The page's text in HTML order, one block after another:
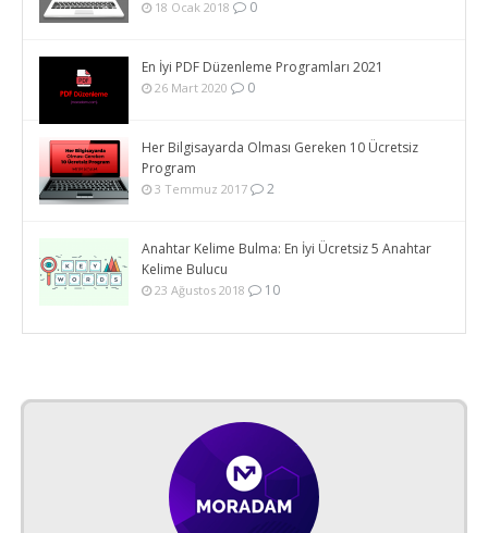
18 Ocak 2018 0
En İyi PDF Düzenleme Programları 2021
26 Mart 2020 0
Her Bilgisayarda Olması Gereken 10 Ücretsiz
Program
3 Temmuz 2017 2
Anahtar Kelime Bulma: En İyi Ücretsiz 5 Anahtar
Kelime Bulucu
23 Ağustos 2018 10